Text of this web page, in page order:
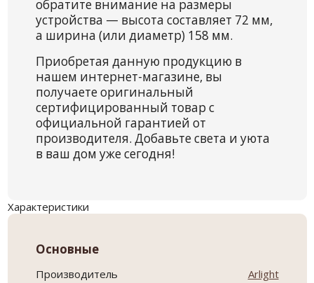
обратите внимание на размеры
устройства — высота составляет 72 мм,
а ширина (или диаметр) 158 мм.
Приобретая данную продукцию в
нашем интернет-магазине, вы
получаете оригинальный
сертифицированный товар с
официальной гарантией от
производителя. Добавьте света и уюта
в ваш дом уже сегодня!
Характеристики
Основные
Производитель Arlight